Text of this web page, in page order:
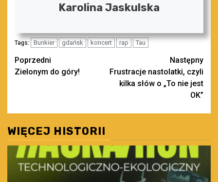
Karolina Jaskulska
Tags: Bunkier gdańsk koncert rap Tau
Zobacz
wpisy
Poprzedni
Zielonym do góry!
Następny
Frustracje nastolatki, czyli
kilka słów o „To nie jest
OK”
WIĘCEJ HISTORII